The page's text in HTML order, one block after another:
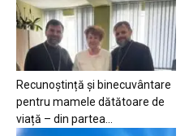
Recunoștință și binecuvântare
pentru mamele dătătoare de
viață – din partea...